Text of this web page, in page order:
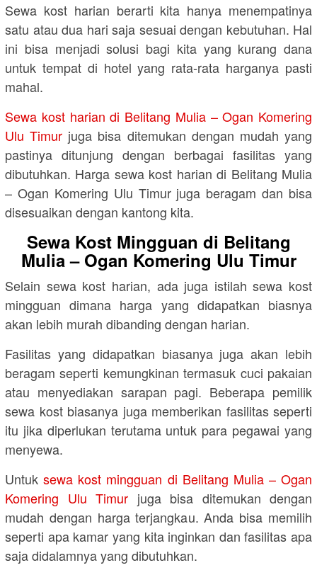
Sewa kost harian berarti kita hanya menempatinya
satu atau dua hari saja sesuai dengan kebutuhan. Hal
ini bisa menjadi solusi bagi kita yang kurang dana
untuk tempat di hotel yang rata-rata harganya pasti
mahal.
Sewa kost harian di Belitang Mulia – Ogan Komering
Ulu Timur juga bisa ditemukan dengan mudah yang
pastinya ditunjung dengan berbagai fasilitas yang
dibutuhkan. Harga sewa kost harian di Belitang Mulia
– Ogan Komering Ulu Timur juga beragam dan bisa
disesuaikan dengan kantong kita.
Sewa Kost Mingguan di Belitang
Mulia – Ogan Komering Ulu Timur
Selain sewa kost harian, ada juga istilah sewa kost
mingguan dimana harga yang didapatkan biasnya
akan lebih murah dibanding dengan harian.
Fasilitas yang didapatkan biasanya juga akan lebih
beragam seperti kemungkinan termasuk cuci pakaian
atau menyediakan sarapan pagi. Beberapa pemilik
sewa kost biasanya juga memberikan fasilitas seperti
itu jika diperlukan terutama untuk para pegawai yang
menyewa.
Untuksewa kost mingguan di Belitang Mulia – Ogan
Komering Ulu Timur juga bisa ditemukan dengan
mudah dengan harga terjangkau. Anda bisa memilih
seperti apa kamar yang kita inginkan dan fasilitas apa
saja didalamnya yang dibutuhkan.